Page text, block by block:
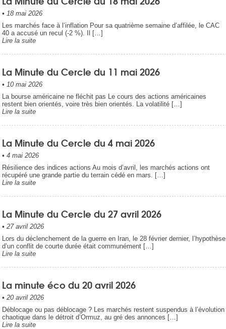
• 18 mai 2026
Les marchés face à l’inflation Pour sa quatrième semaine d’affilée, le CAC
40 a accusé un recul (-2 %). Il […]
Lire la suite
La Minute du Cercle du 11 mai 2026
• 10 mai 2026
La bourse américaine ne fléchit pas Le cours des actions américaines
restent bien orientés, voire très bien orientés. La volatilité […]
Lire la suite
La Minute du Cercle du 4 mai 2026
• 4 mai 2026
Résilience des indices actions Au mois d’avril, les marchés actions ont
récupéré une grande partie du terrain cédé en mars. […]
Lire la suite
La Minute du Cercle du 27 avril 2026
• 27 avril 2026
Lors du déclenchement de la guerre en Iran, le 28 février dernier, l’hypothèse
d’un conflit de courte durée était communément […]
Lire la suite
La minute éco du 20 avril 2026
• 20 avril 2026
Déblocage ou pas déblocage ? Les marchés restent suspendus à l’évolution
chaotique dans le détroit d’Ormuz, au gré des annonces […]
Lire la suite